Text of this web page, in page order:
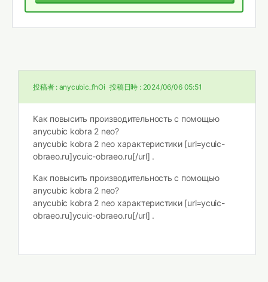
投稿者 : anycubic_fhOi 投稿日時 : 2024/06/06 05:51
Как повысить производительность с помощью
anycubic kobra 2 neo?
anycubic kobra 2 neo характеристики [url=ycuic-
obraeo.ru]ycuic-obraeo.ru[/url] .
Как повысить производительность с помощью
anycubic kobra 2 neo?
anycubic kobra 2 neo характеристики [url=ycuic-
obraeo.ru]ycuic-obraeo.ru[/url] .